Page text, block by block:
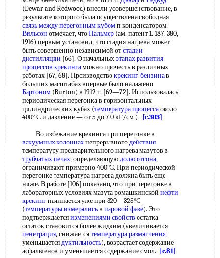
(Dewar and Redwood) внесли усовершенствование, в
результате которого была осуществлена свободная
связь междуперегонным кубомп конденсатором.
Вильсон отмечает, чтоПальмер (ам. патент 1. 187. 380,
1916) первым установил, что стадия нагрева может
быть совершенно независимой отстадии
дистилляции [66]. О начальныхэтапах развития
процессов крекингаможно прочесть в различных
работах [67, 68]. Производствокрекинг-бензинав
больших масштабах впервые было налажено
Бартоном (Burton) в 1912 г. [69—72]. Использовалась
периодическая перегонка в горизонтальных
цилиндрических кубах (температура процессаоколо
400° С и давление — от 5 до 7,0 кГ/см ).
[c.303]
Во избежание крекинга при перегонке в
вакуумных колоннахнепрерывногодействия
температуру предварительного нагрева мазутов в
трубчатых печах, определяющуюдолю отгона,
ограничивают примерно 400°С. При периодической
перегонке температура нагрева должна быть еще
ниже. В работе [106] показано, что при перегонке в
лабораторных условиях мазута ромашкинской нефти
крекингначинается уже при 320—325°С
(температуры измерялисьв паровой фазе). Это
подтверждаетсяизменениями свойств остатка
остаток становится более жидким (увеличивается
пенетрация, снижаетсятемпература размягчения,
уменьшаетсядуктильность), возрастает содержание
асфальтенов и уменьшается содержание смол.
[c.81]